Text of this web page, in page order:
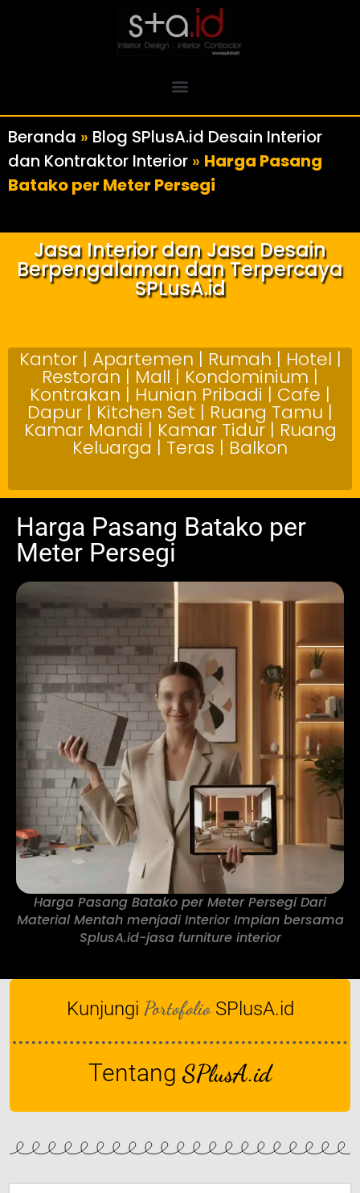
Beranda » Blog SPlusA.id Desain Interior
dan Kontraktor Interior » Harga Pasang
Batako per Meter Persegi
Jasa Interior dan Jasa Desain
Berpengalaman dan Terpercaya
SPLusA.id
Kantor | Apartemen | Rumah | Hotel |
Restoran | Mall | Kondominium |
Kontrakan | Hunian Pribadi | Cafe |
Dapur | Kitchen Set | Ruang Tamu |
Kamar Mandi | Kamar Tidur | Ruang
Keluarga | Teras | Balkon
Harga Pasang Batako per
Meter Persegi
Harga Pasang Batako per Meter Persegi Dari
Material Mentah menjadi Interior Impian bersama
SplusA.id-jasa furniture interior
Kunjungi Portofolio SPlusA.id
Tentang SPlusA.id